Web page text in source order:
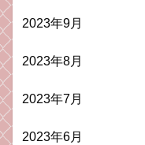
2023年9月
2023年8月
2023年7月
2023年6月